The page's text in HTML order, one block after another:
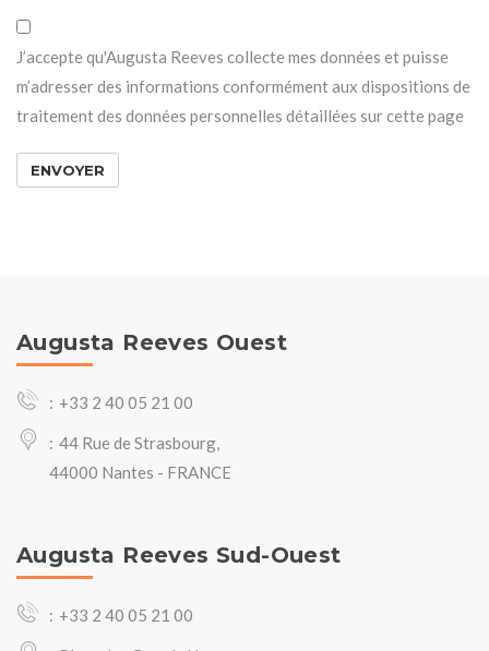
J’accepte qu'Augusta Reeves collecte mes données et puisse
m’adresser des informations conformément aux dispositions de
traitement des données personnelles détaillées sur cette page
ENVOYER
Augusta Reeves Ouest
+33 2 40 05 21 00
44 Rue de Strasbourg,
44000 Nantes - FRANCE
Augusta Reeves Sud-Ouest
+33 2 40 05 21 00